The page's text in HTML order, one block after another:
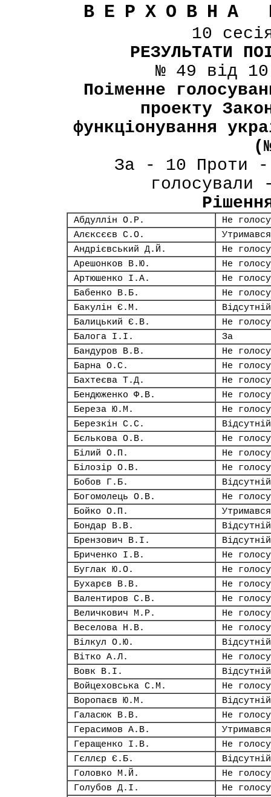
ВЕРХОВНА
10
РЕЗУЛЬТАТИ
№ 49 від
Поіменне
проекту
функціонування
За - 10 Проти -
Абдуллін О.Р.
Не
Алєксєєв С.О.
Утримався
Андрієвський Д.Й.
Не
Арешонков В.Ю.
Не
Артюшенко І.А.
Не
Бабенко В.Б.
Не
Бакулін Є.М.
Відсутній
Балицький Є.В.
Не
Балога І.І.
За
Бандуров В.В.
Не
Барна О.С.
Не
Бахтеєва Т.Д.
Не
Бендюженко Ф.В.
Не
Береза Ю.М.
Не
Березкін С.С.
Відсутній
Бєлькова О.В.
Не
Білий О.П.
Не
Білозір О.В.
Не
Бобов Г.Б.
Відсутній
Богомолець О.В.
Не
Бойко О.П.
Утримався
Бондар В.В.
Відсутній
Брензович В.І.
Відсутній
Бриченко І.В.
Не
Буглак Ю.О.
Не
Бухарєв В.В.
Не
Валентиров С.В.
Не
Величкович М.Р.
Не
Веселова Н.В.
Не
Вілкул О.Ю.
Відсутній
Вітко А.Л.
Не
Вовк В.І.
Відсутній
Войцеховська С.М.
Не
Воропаєв Ю.М.
Відсутній
Галасюк В.В.
Не
Герасимов А.В.
Утримався
Геращенко І.В.
Не
Гєллєр Є.Б.
Відсутній
Головко М.Й.
Не
Голубов Д.І.
Не